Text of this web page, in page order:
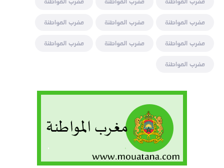
مغرب المواطنة
مغرب المواطنة
مغرب المواطنة
مغرب المواطنة
مغرب المواطنة
مغرب المواطنة
مغرب المواطنة